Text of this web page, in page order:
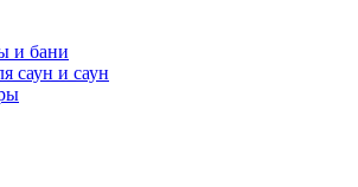
и бани
саун и саун